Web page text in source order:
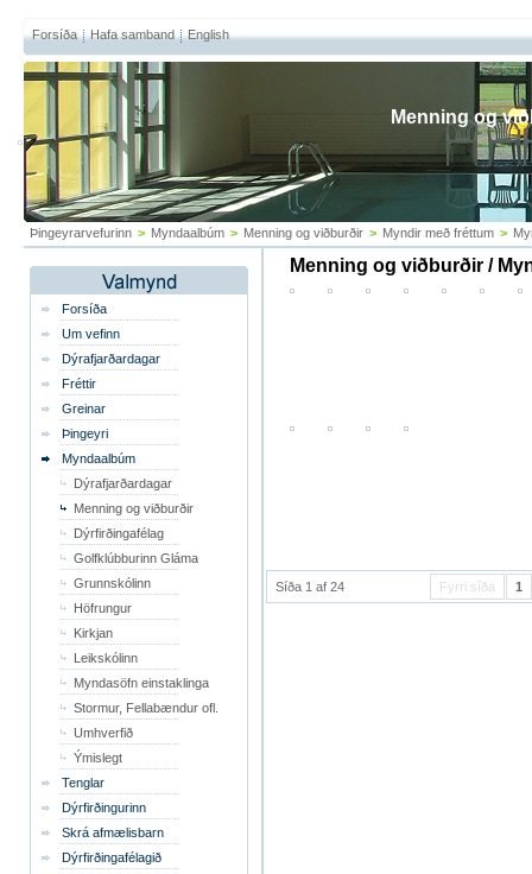
Forsíða Hafa samband English
Þingeyrarvefurinn > Myndaalbúm > Menning og viðburðir > Myndir með fréttum >
Forsíða
Um vefinn
Dýrafjarðardagar
Fréttir
Greinar
Þingeyri
Myndaalbúm
Dýrafjarðardagar
Menning og viðburðir
Dýrfirðingafélag
Golfklúbburinn Gláma
Grunnskólinn
Höfrungur
Kirkjan
Leikskólinn
Myndasöfn einstaklinga
Stormur, Fellabændur ofl.
Umhverfið
Ýmislegt
Tenglar
Dýrfirðingurinn
Skrá afmælisbarn
Dýrfirðingafélagið
Menning og viðburðir /
Fyrri síða 1
Síða 1 af 24
Menning og